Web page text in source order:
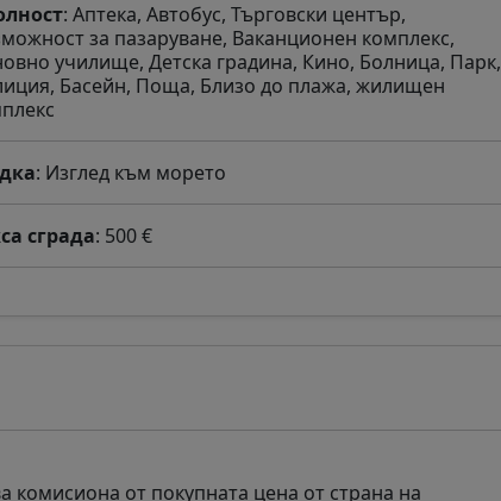
: Аптека, Автобус, Търговски център,
за пазаруване, Ваканционен комплекс,
училище, Детска градина, Кино, Болница, Парк,
Басейн, Поща, Близо до плажа, жилищен
: Изглед към морето
сграда: 500 €
от покупната цена от страна на